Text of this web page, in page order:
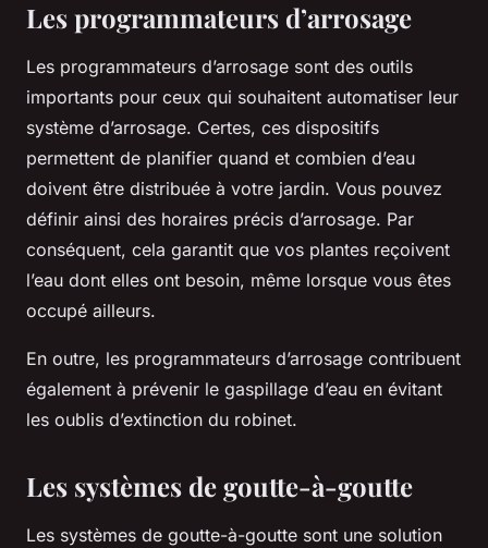
Les programmateurs d’arrosage
Les programmateurs d’arrosage sont des outils
importants pour ceux qui souhaitent automatiser leur
système d’arrosage. Certes, ces dispositifs
permettent de planifier quand et combien d’eau
doivent être distribuée à votre jardin. Vous pouvez
définir ainsi des horaires précis d’arrosage. Par
conséquent, cela garantit que vos plantes reçoivent
l’eau dont elles ont besoin, même lorsque vous êtes
occupé ailleurs.
En outre, les programmateurs d’arrosage contribuent
également à prévenir le gaspillage d’eau en évitant
les oublis d’extinction du robinet.
Les systèmes de goutte-à-goutte
Les systèmes de goutte-à-goutte sont une solution